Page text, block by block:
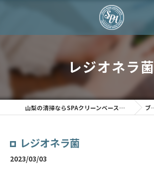
レジオネラ菌
山梨の清掃ならSPAクリーンベース山梨 ブログ
レジオネラ菌
2023/03/03